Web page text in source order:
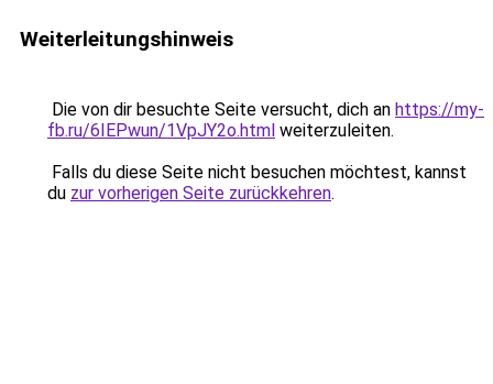
Weiterleitungshinweis
Die von dir besuchte Seite versucht, dich an https://my-
fb.ru/6IEPwun/1VpJY2o.html weiterzuleiten.
Falls du diese Seite nicht besuchen möchtest, kannst
du zur vorherigen Seite zurückkehren.